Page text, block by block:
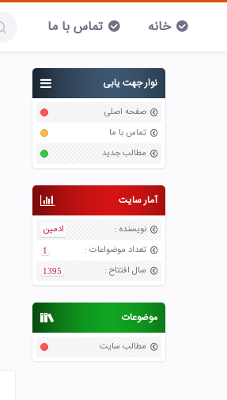
خانه تماس با ما
نوار جهت یابی
صفحه اصلی
تماس با ما
مطالب جدید
آمار سایت
نویسنده :
ادمین
تعداد موضواعات :
1
سال افتتاح :
1395
موضوعات
مطالب سایت